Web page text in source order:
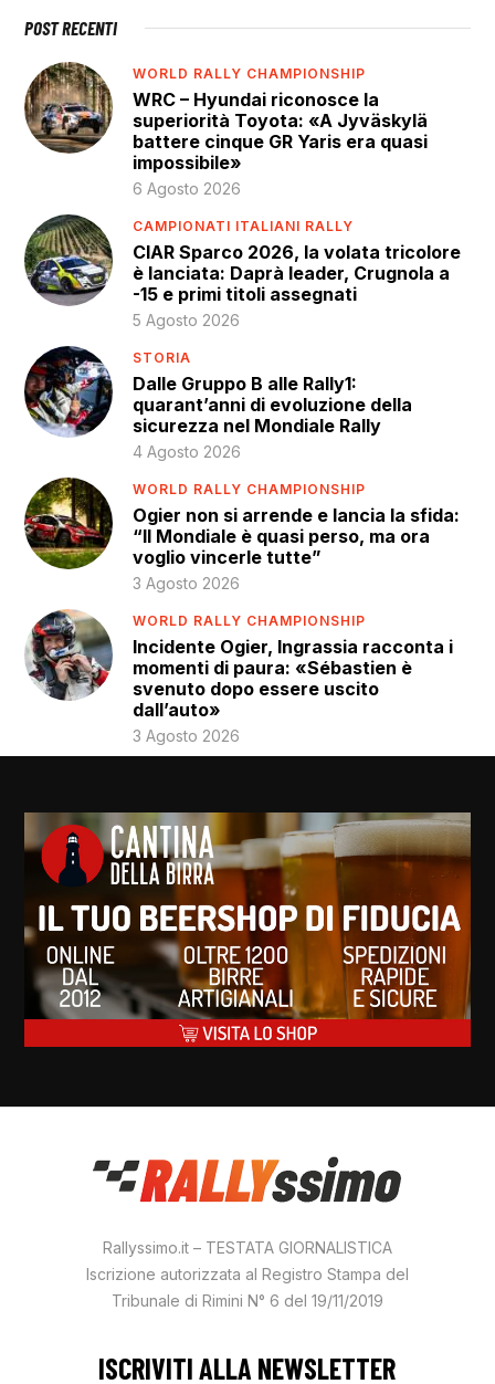
POST RECENTI
WORLD RALLY CHAMPIONSHIP
WRC – Hyundai riconosce la
superiorità Toyota: «A Jyväskylä
battere cinque GR Yaris era quasi
impossibile»
6 Agosto 2026
CAMPIONATI ITALIANI RALLY
CIAR Sparco 2026, la volata tricolore
è lanciata: Daprà leader, Crugnola a
-15 e primi titoli assegnati
5 Agosto 2026
STORIA
Dalle Gruppo B alle Rally1:
quarant’anni di evoluzione della
sicurezza nel Mondiale Rally
4 Agosto 2026
WORLD RALLY CHAMPIONSHIP
Ogier non si arrende e lancia la sfida:
“Il Mondiale è quasi perso, ma ora
voglio vincerle tutte”
3 Agosto 2026
WORLD RALLY CHAMPIONSHIP
Incidente Ogier, Ingrassia racconta i
momenti di paura: «Sébastien è
svenuto dopo essere uscito
dall’auto»
3 Agosto 2026
Rallyssimo.it – TESTATA GIORNALISTICA
Iscrizione autorizzata al Registro Stampa del
Tribunale di Rimini N° 6 del 19/11/2019
ISCRIVITI ALLA NEWSLETTER